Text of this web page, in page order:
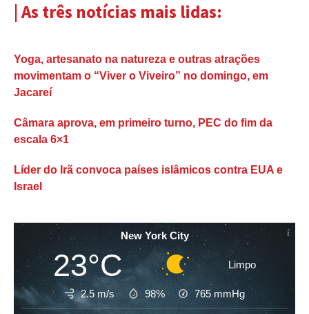
| As três notícias mais lidas:
Yoga, artesanato na natureza e outras atrações
movimentam o “Viver o Viveiro” no domingo, em
Jacareí
Câmara aprova, em primeiro turno, PEC do fim da
escala 6×1
Líder do Irã convoca países islâmicos contra EUA e
Israel
New York City
23°C Limpo
2.5 m/s 98% 765 mmHg